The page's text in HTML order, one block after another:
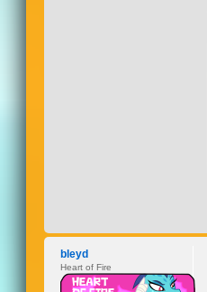
bleyd
Heart of Fire